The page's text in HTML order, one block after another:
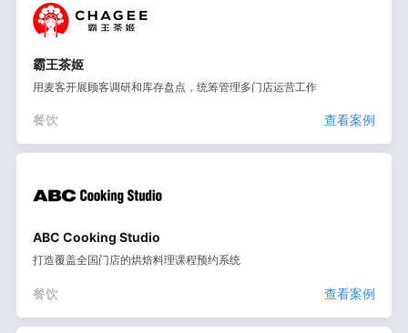
霸王茶姬
用麦客开展顾客调研和库存盘点，统筹管理多门店运营工作
餐饮 查看案例
ABC Cooking Studio
打造覆盖全国门店的烘焙料理课程预约系统
餐饮 查看案例